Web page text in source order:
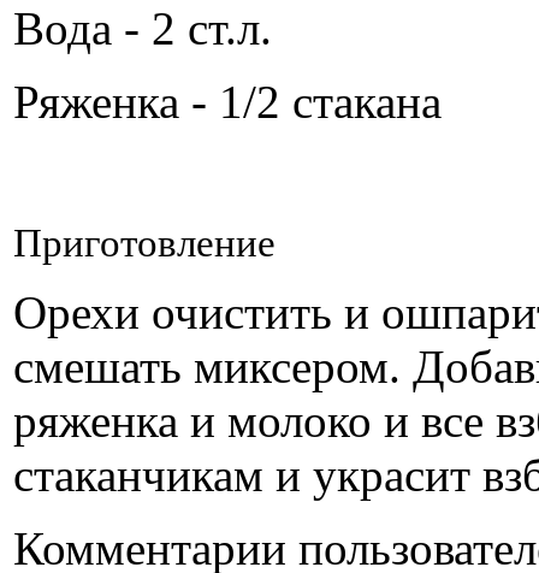
Вода - 2 ст.л.
Ряженка - 1/2 стакана
Приготовление
Орехи очистить и
смешать миксером.
ряженка и молоко и все
стаканчикам и украсит
Комментарии